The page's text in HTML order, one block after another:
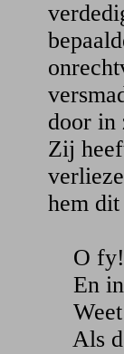
door in
Zij
hem
O fy!
En in
Weet
Als